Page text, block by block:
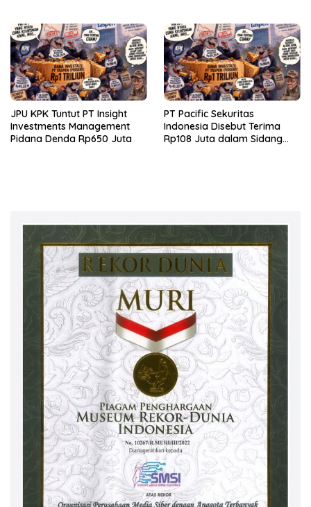
JPU KPK Tuntut PT Insight
Investments Management
Pidana Denda Rp650 Juta
PT Pacific Sekuritas
Indonesia Disebut Terima
Rp108 Juta dalam Sidang